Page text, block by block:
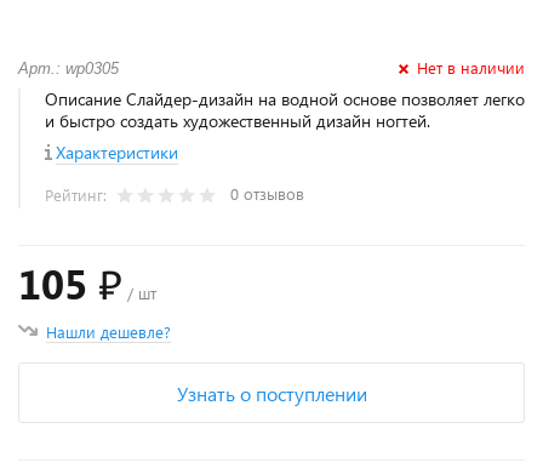
Арт.: wp0305 Нет в наличии
Описание Слайдер-дизайн на водной основе позволяет легко
и быстро создать художественный дизайн ногтей.
Характеристики
Рейтинг: 0 отзывов
105 ₽ / шт
Нашли дешевле?
Узнать о поступлении